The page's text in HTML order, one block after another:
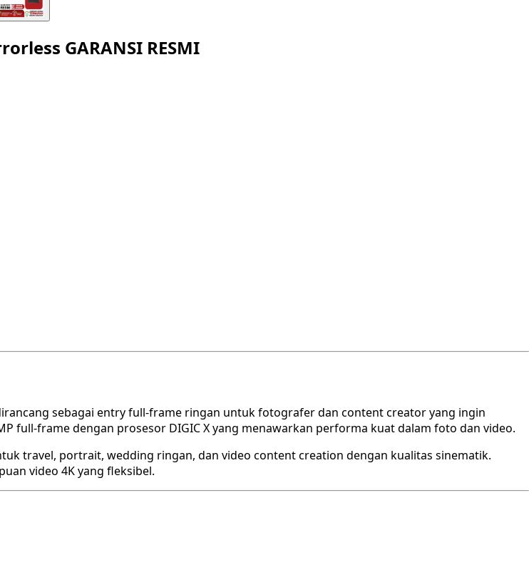
GARANSI RESMI
sebagai entry full-frame ringan untuk fotografer dan content creator yang ingin
full-frame dengan prosesor DIGIC X yang menawarkan performa kuat dalam foto dan video.
travel, portrait, wedding ringan, dan video content creation dengan kualitas sinematik.
video 4K yang fleksibel.